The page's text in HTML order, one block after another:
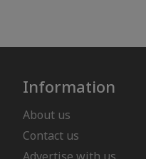
Information
About us
Contact us